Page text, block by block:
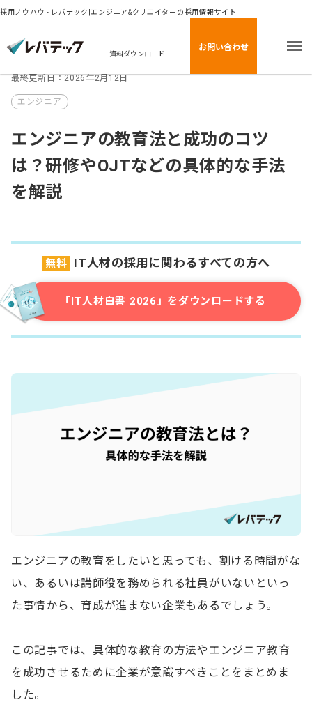
採用ノウハウ - レバテック|エンジニア&クリエイターの採用情報サイト
資料ダウンロード
お問い合わせ
最終更新日：2026年2月12日
エンジニア
エンジニアの教育法と成功のコツ
は？研修やOJTなどの具体的な手法
を解説
無料 IT人材の採用に関わるすべての方へ
「IT人材白書 2026」をダウンロードする
エンジニアの教育をしたいと思っても、割ける時間がな
い、あるいは講師役を務められる社員がいないといっ
た事情から、育成が進まない企業もあるでしょう。
この記事では、具体的な教育の方法やエンジニア教育
を成功させるために企業が意識すべきことをまとめま
した。